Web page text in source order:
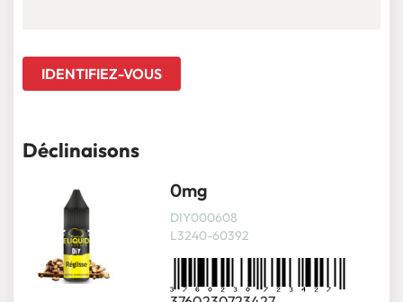
IDENTIFIEZ-VOUS
Déclinaisons
0mg
DIY000608
L3240-60392